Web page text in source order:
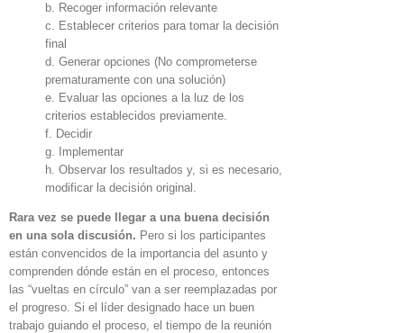
b. Recoger información relevante
c. Establecer criterios para tomar la decisión
final
d. Generar opciones (No comprometerse
prematuramente con una solución)
e. Evaluar las opciones a la luz de los
criterios establecidos previamente.
f. Decidir
g. Implementar
h. Observar los resultados y, si es necesario,
modificar la decisión original.
Rara vez se puede llegar a una buena decisión
en una sola discusión. Pero si los participantes
están convencidos de la importancia del asunto y
comprenden dónde están en el proceso, entonces
las “vueltas en círculo” van a ser reemplazadas por
el progreso. Si el líder designado hace un buen
trabajo guiando el proceso, el tiempo de la reunión